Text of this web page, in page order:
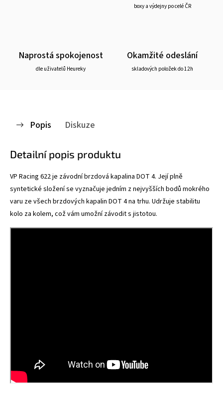
boxy a výdejny po celé ČR
Naprostá spokojenost
dle uživatelů Heureky
Okamžité odeslání
skladových položek do 12h
Popis Diskuze
Detailní popis produktu
VP Racing 622 je závodní brzdová kapalina DOT 4. Její plně
syntetické složení se vyznačuje jedním z nejvyšších bodů mokrého
varu ze všech brzdových kapalin DOT 4 na trhu. Udržuje stabilitu
kolo za kolem, což vám umožní závodit s jistotou.